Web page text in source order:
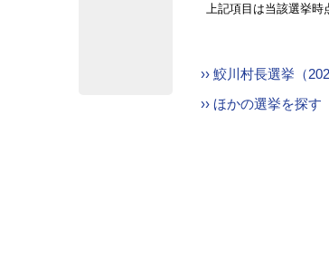
上記項目は当該選挙
›› 鮫川村長選挙（
›› ほかの選挙を探す